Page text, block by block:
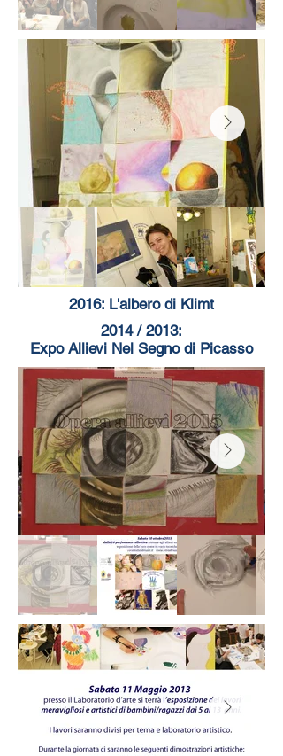
2016: L'albero di Klimt
2014 / 2013:
Expo Allievi Nel Segno di Picasso